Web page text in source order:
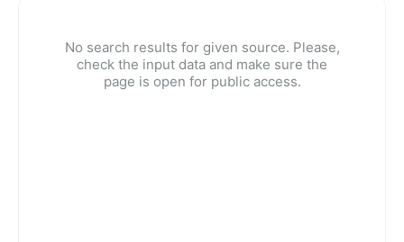
No search results for given source. Please,
check the input data and make sure the
page is open for public access.